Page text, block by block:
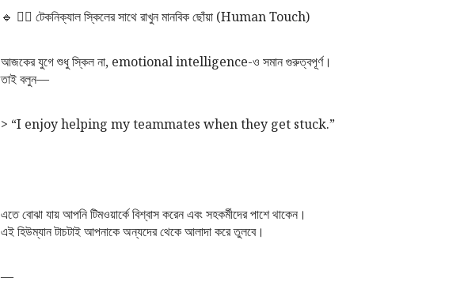
🔹 ৮️⃣ টেকনিক্যাল স্কিলের সাথে রাখুন মানবিক ছোঁয়া (Human Touch)
আজকের যুগে শুধু স্কিল না, emotional intelligence-ও সমান গুরুত্বপূর্ণ।
তাই বলুন—
> “I enjoy helping my teammates when they get stuck.”
এতে বোঝা যায় আপনি টিমওয়ার্কে বিশ্বাস করেন এবং সহকর্মীদের পাশে থাকেন।
এই হিউম্যান টাচটাই আপনাকে অন্যদের থেকে আলাদা করে তুলবে।
—